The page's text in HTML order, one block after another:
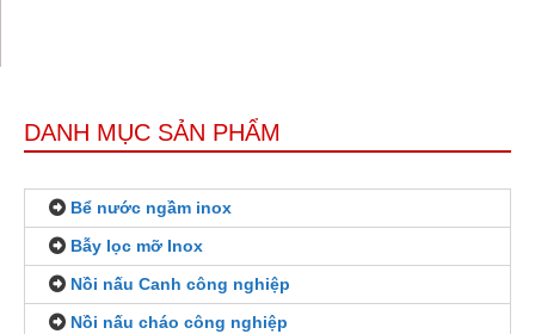
DANH MỤC SẢN PHẨM
Bể nước ngầm inox
Bẫy lọc mỡ Inox
Nồi nấu Canh công nghiệp
Nồi nấu cháo công nghiệp